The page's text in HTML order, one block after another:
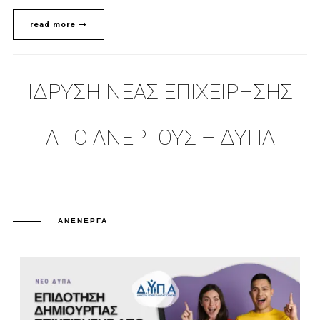
read more
ΙΔΡΥΣΗ ΝΕΑΣ ΕΠΙΧΕΙΡΗΣΗΣ
ΑΠΟ ΑΝΕΡΓΟΥΣ – ΔΥΠΑ
ΑΝΕΝΕΡΓΆ